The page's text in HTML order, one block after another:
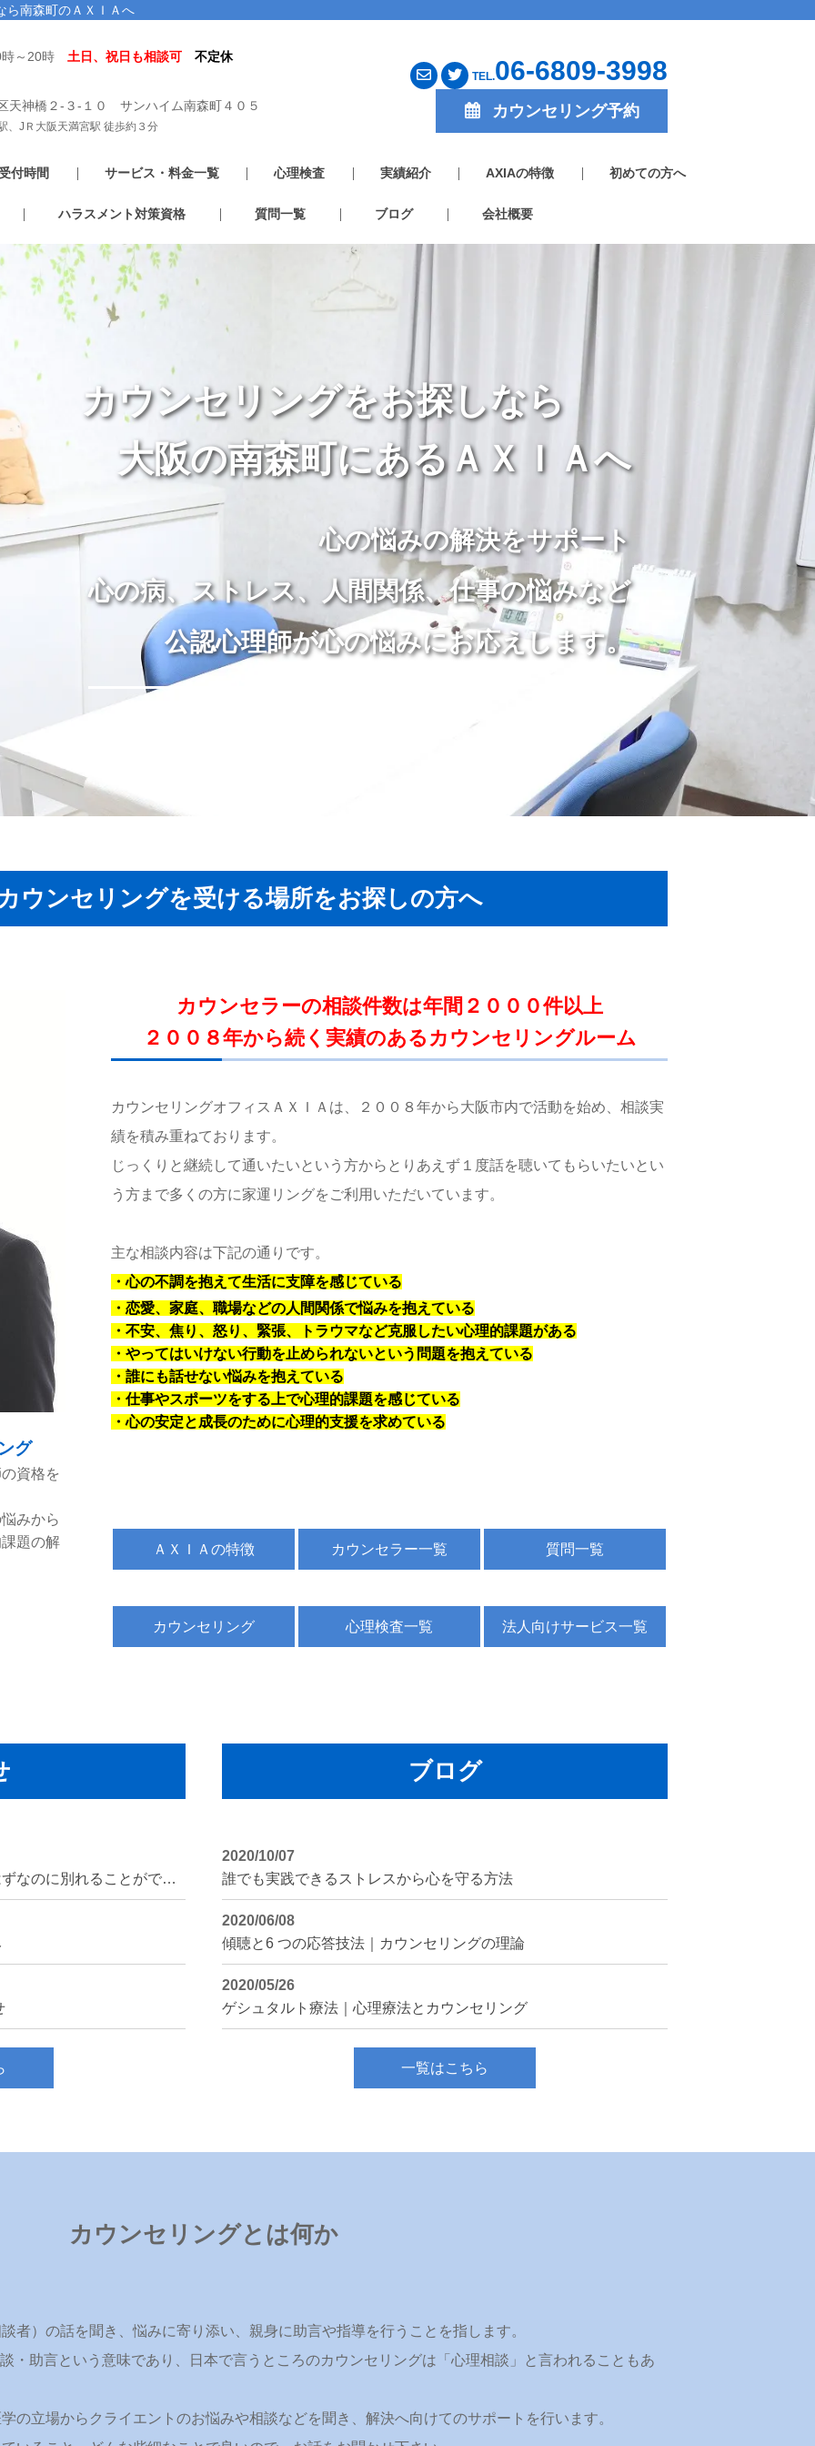
ら南森町のＡＸＩＡへ
時～20時 土日、祝日も相談可 不定休
天神橋２-３-１０ サンハイム南森町４０５
、JＲ大阪天満宮駅 徒歩約３分
TEL.06-6809-3998
カウンセリング予約
付時間 サービス・料金一覧 心理検査 実績紹介 AXIAの特徴 初めての方へ
ハラスメント対策資格 質問一覧 ブログ 会社概要
カウンセリングをお探しなら
大阪の南森町にあるＡＸＩＡへ
心の悩みの解決をサポート
心の病、ストレス、人間関係、仕事の悩みなど
公認心理師が心の悩みにお応えします。
ウンセリングを受ける場所をお探しの方へ
グ
資格を
みから
題の解
カウンセラーの相談件数は年間２０００件以上
２００８年から続く実績のあるカウンセリングルーム
カウンセリングオフィスＡＸＩＡは、２００８年から大阪市内で活動を始め、相談実
績を積み重ねております。
じっくりと継続して通いたいという方からとりあえず１度話を聴いてもらいたいとい
う方まで多くの方に家運リングをご利用いただいています。
主な相談内容は下記の通りです。
・心の不調を抱えて生活に支障を感じている
・恋愛、家庭、職場などの人間関係で悩みを抱えている
・不安、焦り、怒り、緊張、トラウマなど克服したい心理的課題がある
・やってはいけない行動を止められないという問題を抱えている
・誰にも話せない悩みを抱えている
・仕事やスポーツをする上で心理的課題を感じている
・心の安定と成長のために心理的支援を求めている
ＡＸＩＡの特徴 カウンセラー一覧 質問一覧
カウンセリング 心理検査一覧 法人向けサービス一覧
記事のリライト情報「別れた方が良いはずなのに別れることができないという恋愛依存症」
ブログ
2020/10/07
誰でも実践できるストレスから心を守る方法
2020/06/08
傾聴と6 つの応答技法｜カウンセリングの理論
2020/05/26
ゲシュタルト療法｜心理療法とカウンセリング
一覧はこちら
カウンセリングとは何か
者）の話を聞き、悩みに寄り添い、親身に助言や指導を行うことを指します。
・助言という意味であり、日本で言うところのカウンセリングは「心理相談」と言われることもあ
の立場からクライエントのお悩みや相談などを聞き、解決へ向けてのサポートを行います。